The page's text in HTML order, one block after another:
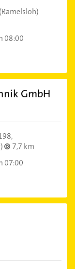
(Ramelsloh)
08:00
GmbH
7,7 km
07:00